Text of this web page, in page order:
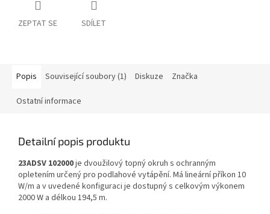
ZEPTAT SE SDÍLET
Popis Související soubory (1) Diskuze Značka
Ostatní informace
Detailní popis produktu
23ADSV 102000je dvoužilový topný okruh s ochranným
opletením určený pro podlahové vytápění. Má lineární příkon 10
W/m a v uvedené konfiguraci je dostupný s celkovým výkonem
2000 W a délkou 194,5 m.